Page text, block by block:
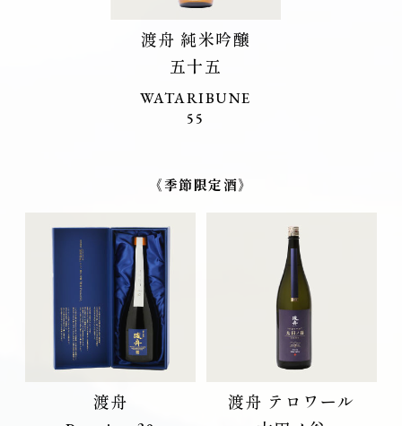
渡舟 純米吟醸
五十五
WATARIBUNE
55
《季節限定酒》
渡舟
渡舟 テロワール